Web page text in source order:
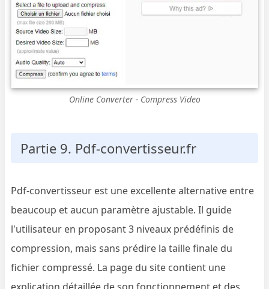
Online Converter - Compress Video
Partie 9. Pdf-convertisseur.fr
Pdf-convertisseur est une excellente alternative entre
beaucoup et aucun paramètre ajustable. Il guide
l'utilisateur en proposant 3 niveaux prédéfinis de
compression, mais sans prédire la taille finale du
fichier compressé. La page du site contient une
explication détaillée de son fonctionnement et des